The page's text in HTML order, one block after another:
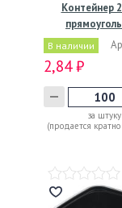
Контейнер
В наличии
2,84 ₽
за штуку
(продается